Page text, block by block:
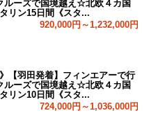
ルーズで国境越え☆北欧４カ国
リン15日間《スタ...
920,000円～1,232,000円
》【羽田発着】フィンエアーで行
ルーズで国境越え☆北欧４カ国
リン10日間《スタ...
724,000円～1,036,000円